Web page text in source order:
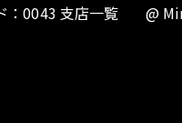
：0043 支店一覧 @